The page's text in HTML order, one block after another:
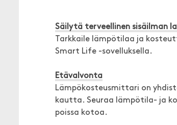
Säilytä terveellinen sisäilman
Tarkkaile lämpötilaa ja
Smart Life -sovelluksella.
Etävalvonta
Lämpökosteusmittari on
kautta. Seuraa lämpötila- ja
poissa kotoa.